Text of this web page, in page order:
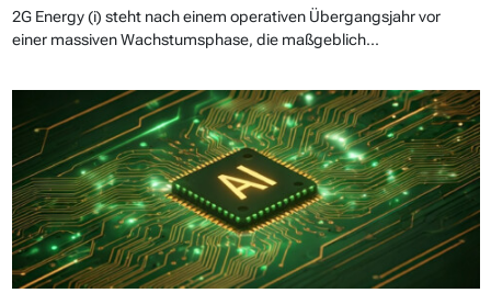
2G Energy (i) steht nach einem operativen Übergangsjahr vor
einer massiven Wachstumsphase, die maßgeblich...